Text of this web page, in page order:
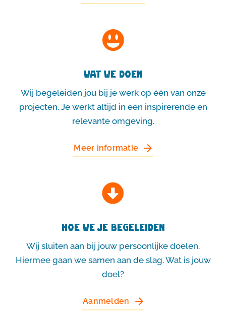
Wat we doen
Wij begeleiden jou bij je werk op één van onze
projecten. Je werkt altijd in een inspirerende en
relevante omgeving.
Meer informatie
Hoe we je begeleiden
Wij sluiten aan bij jouw persoonlijke doelen.
Hiermee gaan we samen aan de slag. Wat is jouw
doel?
Aanmelden